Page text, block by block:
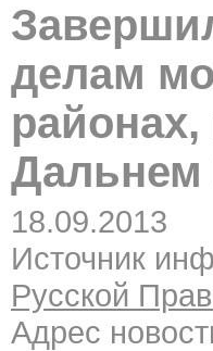
делам
Дальнем
18.09.2013
Источник
Русской
Адрес